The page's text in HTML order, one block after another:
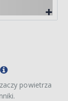
powietrza